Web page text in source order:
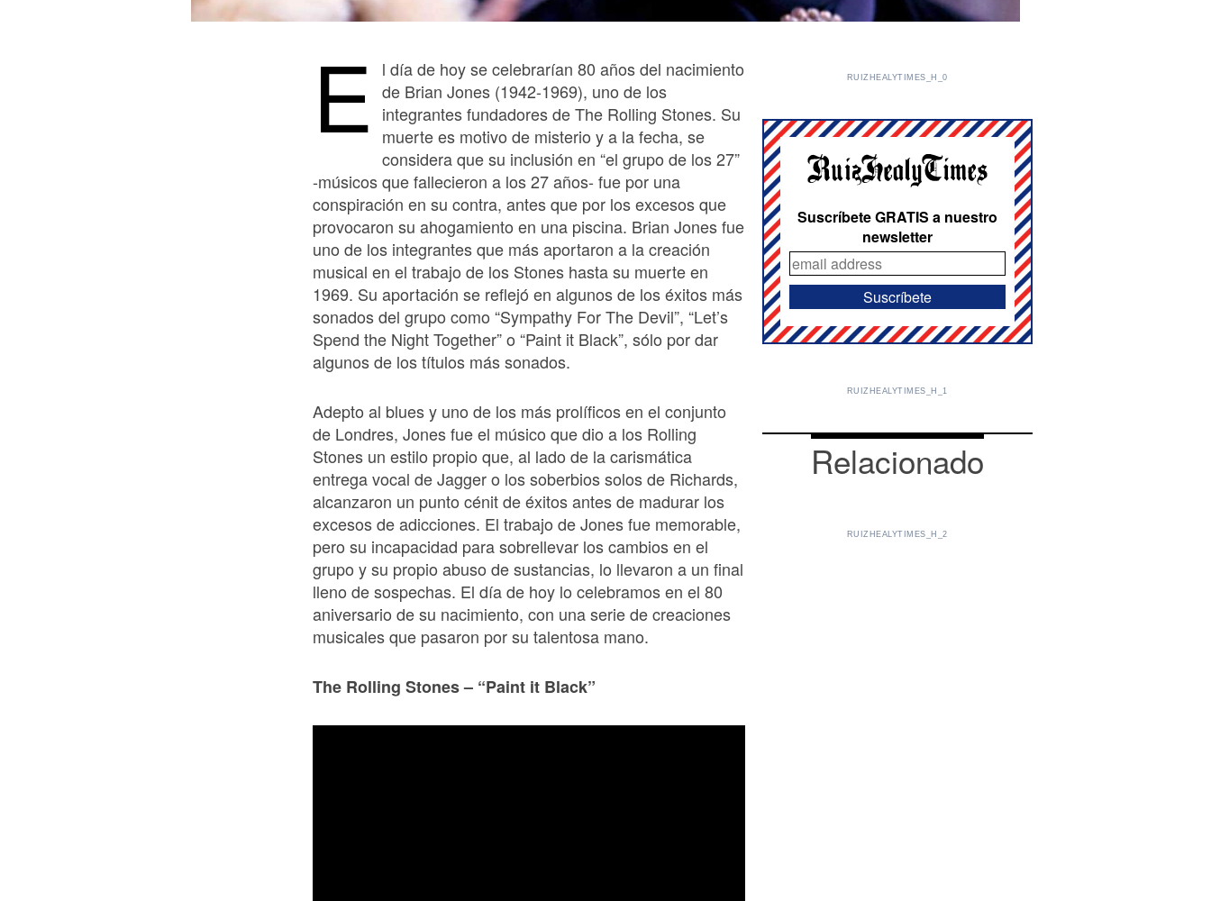
E
l día de hoy se celebrarían 80 años del nacimiento
de Brian Jones (1942-1969), uno de los
integrantes fundadores de The Rolling Stones. Su
muerte es motivo de misterio y a la fecha, se
considera que su inclusión en “el grupo de los 27”
-músicos que fallecieron a los 27 años- fue por una
conspiración en su contra, antes que por los excesos que
provocaron su ahogamiento en una piscina. Brian Jones fue
uno de los integrantes que más aportaron a la creación
musical en el trabajo de los Stones hasta su muerte en
1969. Su aportación se reflejó en algunos de los éxitos más
sonados del grupo como “Sympathy For The Devil”, “Let’s
Spend the Night Together” o “Paint it Black”, sólo por dar
algunos de los títulos más sonados.
Adepto al blues y uno de los más prolíficos en el conjunto
de Londres, Jones fue el músico que dio a los Rolling
Stones un estilo propio que, al lado de la carismática
entrega vocal de Jagger o los soberbios solos de Richards,
alcanzaron un punto cénit de éxitos antes de madurar los
excesos de adicciones. El trabajo de Jones fue memorable,
pero su incapacidad para sobrellevar los cambios en el
grupo y su propio abuso de sustancias, lo llevaron a un final
lleno de sospechas. El día de hoy lo celebramos en el 80
aniversario de su nacimiento, con una serie de creaciones
musicales que pasaron por su talentosa mano.
The Rolling Stones – “Paint it Black”
RUIZHEALYTIMES_H_0
Suscríbete GRATIS a nuestro
newsletter
RUIZHEALYTIMES_H_1
Relacionado
RUIZHEALYTIMES_H_2